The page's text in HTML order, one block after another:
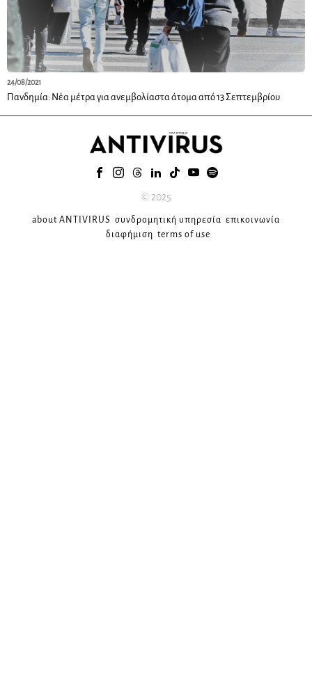
24/08/2021
Πανδημία: Νέα μέτρα για ανεμβολίαστα άτομα από 13 Σεπτεμβρίου
© 2025
about ANTIVIRUS συνδρομητική υπηρεσία επικοινωνία
διαφήμιση terms of use